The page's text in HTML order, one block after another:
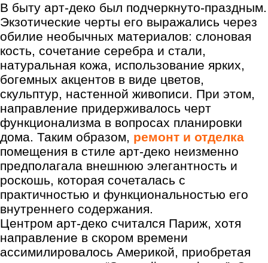
В быту арт-деко был подчеркнуто-праздным.
Экзотические черты его выражались через
обилие необычных материалов: слоновая
кость, сочетание серебра и стали,
натуральная кожа, использование ярких,
богемных акцентов в виде цветов,
скульптур, настенной живописи. При этом,
направление придерживалось черт
функционализма в вопросах планировки
дома. Таким образом, ремонт и отделка
помещения в стиле арт-деко неизменно
предполагала внешнюю элегантность и
роскошь, которая сочеталась с
практичностью и функциональностью его
внутреннего содержания.
Центром арт-деко считался Париж, хотя
направление в скором времени
ассимилировалось Америкой, приобретая